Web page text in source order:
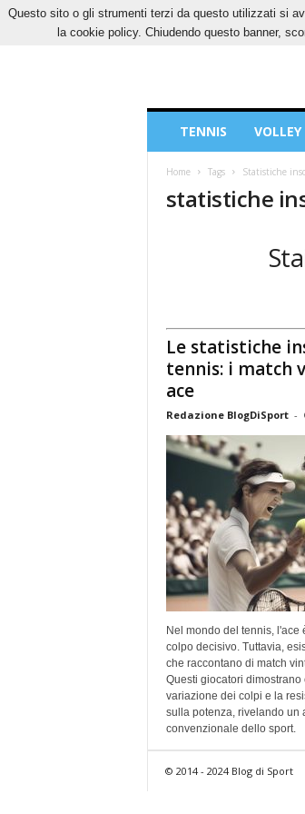
SABATO, 8 AGOSTO 2026
Sport
TENNIS VOLLEY
Home Tags Statistiche
statistiche
Le statistiche
tennis: i match
ace
Redazione BlogDiSport -
Nel mondo del tennis, l'ace
colpo decisivo. Tuttavia,
che raccontano di match
Questi giocatori dimostrano
variazione dei colpi e la
sulla potenza, rivelando un
convenzionale dello sport.
© 2014 - 2024 Blog di Sport
Questo sito o gli strumenti terzi da questo utilizzati si
la cookie policy. Chiudendo questo banner,